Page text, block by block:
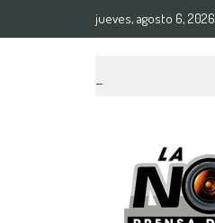
jueves, agosto 6, 2026